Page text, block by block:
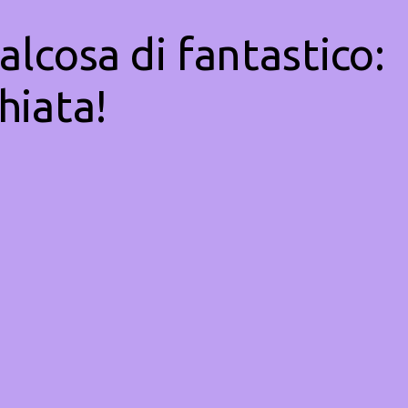
di fantastico: